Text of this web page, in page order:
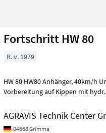
Fortschritt HW 80
R. v. 1979
HW 80 HW80 Anhänger, 40km/h Umbau auf 2-Kreis DL-Bremse mit ALB
Vorbereitung auf Kippen mit hydr. Seitenwand
AGRAVIS Technik Center
04668 Grimma